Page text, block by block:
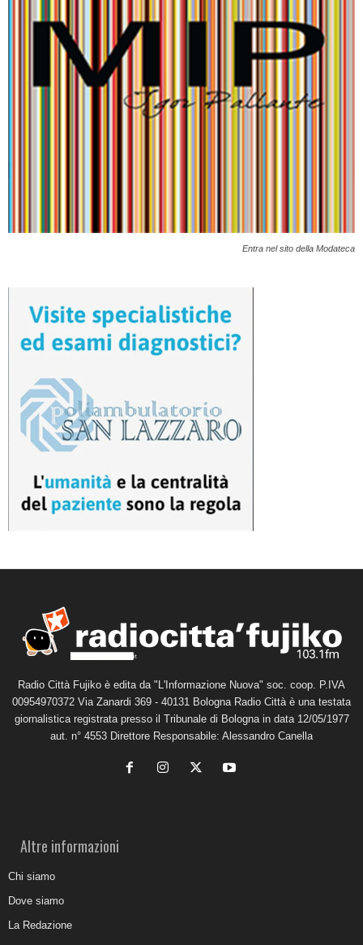
Entra nel sito della Modateca
Radio Città Fujiko è edita da "L'Informazione Nuova" soc. coop. P.IVA
00954970372 Via Zanardi 369 - 40131 Bologna Radio Città è una testata
giornalistica registrata presso il Tribunale di Bologna in data 12/05/1977
aut. n° 4553 Direttore Responsabile: Alessandro Canella
Altre informazioni
Chi siamo
Dove siamo
La Redazione